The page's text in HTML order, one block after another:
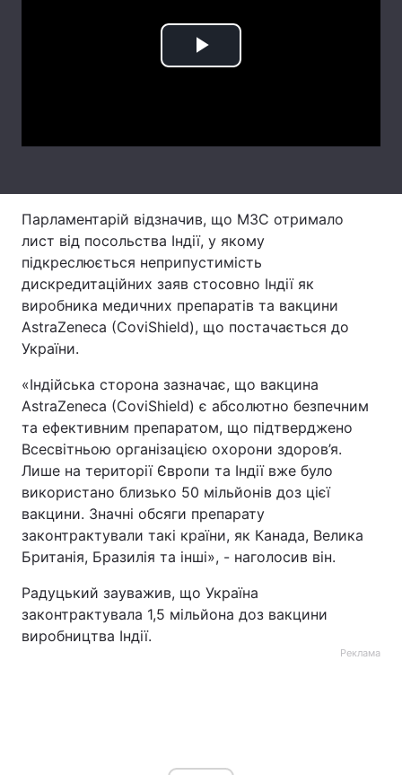
Тема оформлення
Play
Парламентарій відзначив, що МЗС отримало
лист від посольства Індії, у якому
підкреслюється неприпустимість
дискредитаційних заяв стосовно Індії як
виробника медичних препаратів та вакцини
AstraZeneca (CoviShield), що постачається до
України.
«Індійська сторона зазначає, що вакцина
AstraZeneca (CoviShield) є абсолютно безпечним
та ефективним препаратом, що підтверджено
Всесвітньою організацією охорони здоров’я.
Лише на території Європи та Індії вже було
використано близько 50 мільйонів доз цієї
вакцини. Значні обсяги препарату
законтрактували такі країни, як Канада, Велика
Британія, Бразилія та інші», - наголосив він.
Радуцький зауважив, що Україна
законтрактувала 1,5 мільйона доз вакцини
виробництва Індії.
Реклама